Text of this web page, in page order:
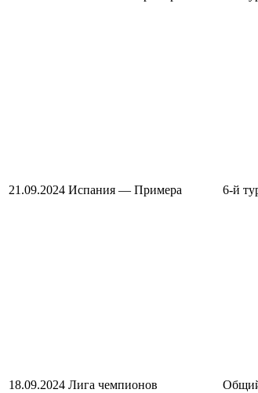
21.09.2024 Испания — Примера 6-й
18.09.2024 Лига чемпионов